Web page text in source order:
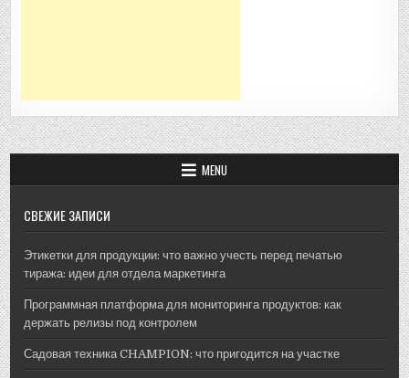
MENU
СВЕЖИЕ ЗАПИСИ
Этикетки для продукции: что важно учесть перед печатью
тиража: идеи для отдела маркетинга
Программная платформа для мониторинга продуктов: как
держать релизы под контролем
Садовая техника CHAMPION: что пригодится на участке